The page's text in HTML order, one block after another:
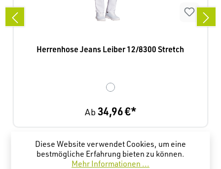
Herrenhose Jeans Leiber 12/8300 Stretch
Ab 34,96 €*
Produktgalerie überspringen
Kunden haben sich ebenfalls angesehen
Diese Website verwendet Cookies, um eine
bestmögliche Erfahrung bieten zu können.
Mehr Informationen ...